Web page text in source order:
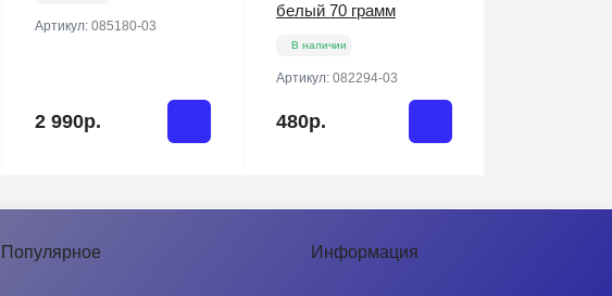
Артикул: 085180-03
2 990р.
белый 70 грамм
В наличии
Артикул: 082294-03
480р.
Популярное Информация